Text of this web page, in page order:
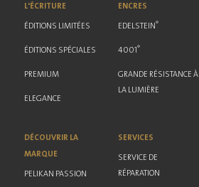
L'ÉCRITURE
ÉDITIONS LIMITÉES
ÉDITIONS SPÉCIALES
PREMIUM
ELEGANCE
ENCRES
EDELSTEIN®
4001®
GRANDE RÉSISTANCE À
LA LUMIÈRE
DÉCOUVRIR LA
MARQUE
PELIKAN PASSION
SERVICES
SERVICE DE
RÉPARATION